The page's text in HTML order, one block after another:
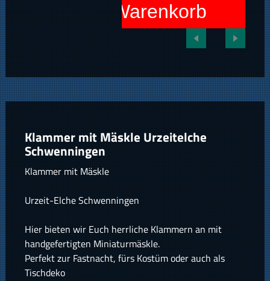
In den Warenkorb
Klammer mit Mäskle Urzeitelche
Schwenningen
Klammer mit Mäskle
Urzeit-Elche Schwenningen
Hier bieten wir Euch herrliche Klammern an mit
handgefertigten Miniaturmäskle.
Perfekt zur Fastnacht, fürs Kostüm oder auch als
Tischdeko